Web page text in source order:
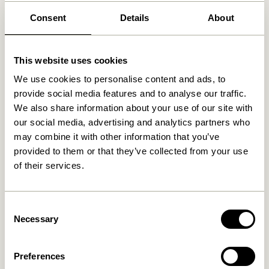
Consent Details About
This website uses cookies
We use cookies to personalise content and ads, to
provide social media features and to analyse our traffic.
We also share information about your use of our site with
our social media, advertising and analytics partners who
may combine it with other information that you’ve
provided to them or that they’ve collected from your use
of their services.
Selection
Necessary
Preferences
30 dages returret
Relaterede varer
melange